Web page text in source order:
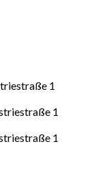
1
1
1